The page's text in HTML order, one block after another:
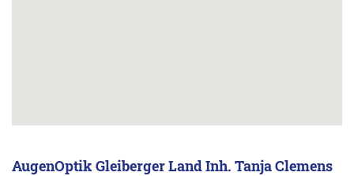
AugenOptik Gleiberger Land Inh. Tanja Clemens